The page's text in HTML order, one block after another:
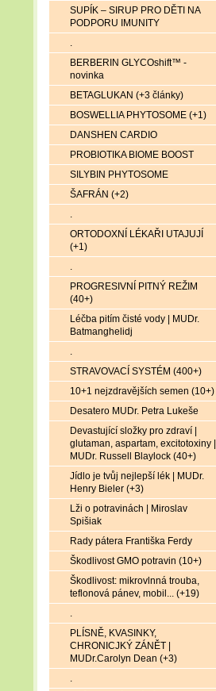
SUPÍK – SIRUP PRO DĚTI NA
PODPORU IMUNITY
.
BERBERIN GLYCOshift™ -
novinka
BETAGLUKAN (+3 články)
BOSWELLIA PHYTOSOME (+1)
DANSHEN CARDIO
PROBIOTIKA BIOME BOOST
SILYBIN PHYTOSOME
ŠAFRÁN (+2)
.
ORTODOXNÍ LÉKAŘI UTAJUJÍ
(+1)
.
PROGRESIVNÍ PITNÝ REŽIM
(40+)
Léčba pitím čisté vody | MUDr.
Batmanghelidj
.
STRAVOVACÍ SYSTÉM (400+)
10+1 nejzdravějších semen (10+)
Desatero MUDr. Petra Lukeše
Devastující složky pro zdraví |
glutaman, aspartam, excitotoxiny |
MUDr. Russell Blaylock (40+)
Jídlo je tvůj nejlepší lék | MUDr.
Henry Bieler (+3)
Lži o potravinách | Miroslav
Spišiak
Rady pátera Františka Ferdy
Škodlivost GMO potravin (10+)
Škodlivost: mikrovlnná trouba,
teflonová pánev, mobil... (+19)
.
PLÍSNĚ, KVASINKY,
CHRONICJKÝ ZÁNĚT |
MUDr.Carolyn Dean (+3)
.